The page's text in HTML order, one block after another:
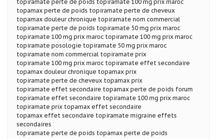
topiramate perte de poids topiramate 100 mg prix maroc
topamax perte de poids topiramate perte de cheveux
topamax douleur chronique topiramate nom commercial
topiramate perte de poids topiramate 50 mg prix maroc
topiramate 100 mg prix maroc topiramate 100 mg prix maroc
topiramate posologie topiramate 50 mg prix maroc
topiramate nom commercial topiramate prix
topiramate 100 mg prix maroc topiramate effet secondaire
topamax douleur chronique topamax prix
topiramate perte de cheveux topamax prix
topiramate effet secondaire topamax perte de poids forum
topiramate effet secondaire topiramate 100 mg prix maroc
topiramate prix topamax effet secondaire
topamax effet secondaire topiramate migraine effets
secondaires
topiramate perte de poids topamax perte de poids